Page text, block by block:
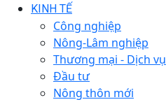
KINH TẾ
Công nghiệp
Nông-Lâm nghiệp
Thương mại - Dịch vụ
Đầu tư
Nông thôn mới